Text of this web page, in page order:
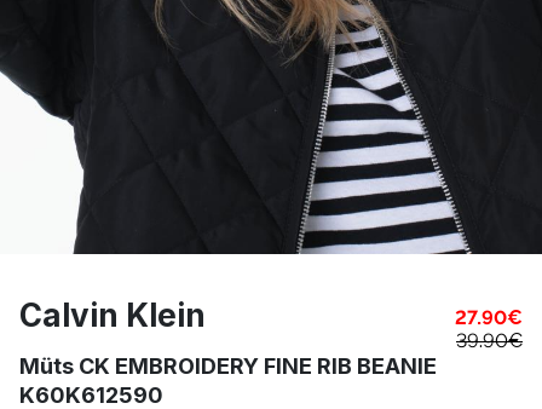
Calvin Klein 27.90€
39.90€
Müts CK EMBROIDERY FINE RIB BEANIE
K60K612590